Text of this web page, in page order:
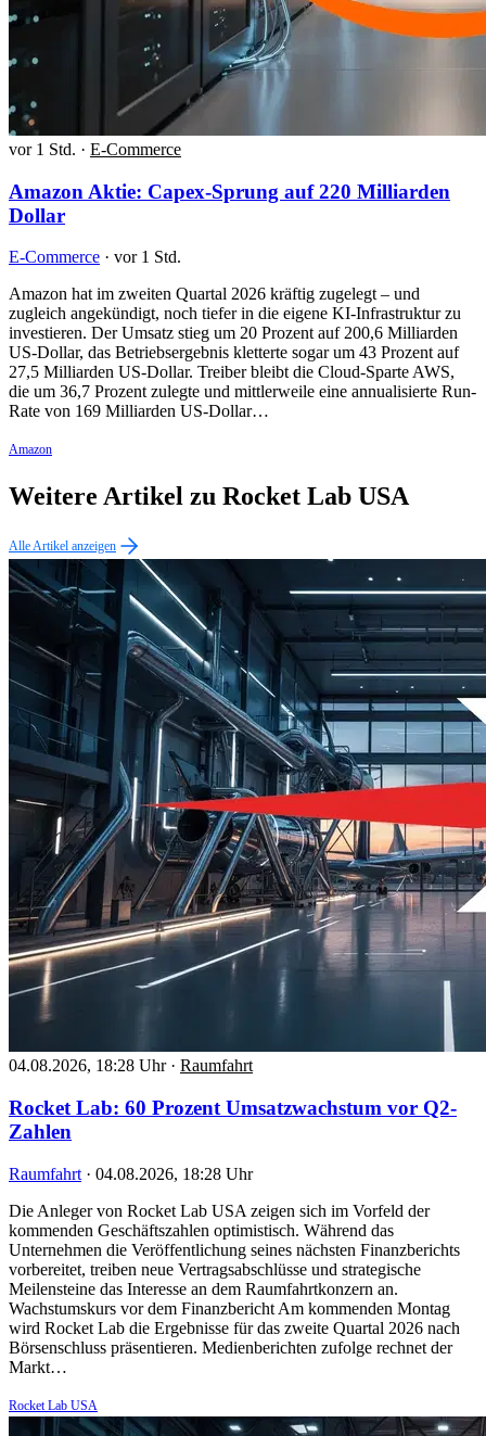
vor 1 Std. · E-Commerce
Amazon Aktie: Capex-Sprung auf 220 Milliarden
Dollar
E-Commerce · vor 1 Std.
Amazon hat im zweiten Quartal 2026 kräftig zugelegt – und
zugleich angekündigt, noch tiefer in die eigene KI-Infrastruktur zu
investieren. Der Umsatz stieg um 20 Prozent auf 200,6 Milliarden
US-Dollar, das Betriebsergebnis kletterte sogar um 43 Prozent auf
27,5 Milliarden US-Dollar. Treiber bleibt die Cloud-Sparte AWS,
die um 36,7 Prozent zulegte und mittlerweile eine annualisierte Run-
Rate von 169 Milliarden US-Dollar…
Amazon
Weitere Artikel zu Rocket Lab USA
Alle Artikel anzeigen
04.08.2026, 18:28 Uhr · Raumfahrt
Rocket Lab: 60 Prozent Umsatzwachstum vor Q2-
Zahlen
Raumfahrt · 04.08.2026, 18:28 Uhr
Die Anleger von Rocket Lab USA zeigen sich im Vorfeld der
kommenden Geschäftszahlen optimistisch. Während das
Unternehmen die Veröffentlichung seines nächsten Finanzberichts
vorbereitet, treiben neue Vertragsabschlüsse und strategische
Meilensteine das Interesse an dem Raumfahrtkonzern an.
Wachstumskurs vor dem Finanzbericht Am kommenden Montag
wird Rocket Lab die Ergebnisse für das zweite Quartal 2026 nach
Börsenschluss präsentieren. Medienberichten zufolge rechnet der
Markt…
Rocket Lab USA